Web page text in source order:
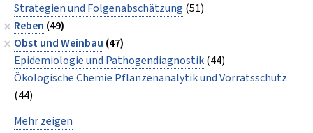
Strategien und Folgenabschätzung (51)
Reben (49)
Obst und Weinbau (47)
Epidemiologie und Pathogendiagnostik(44)
Ökologische Chemie Pflanzenanalytik und Vorratsschutz
(44)
Mehr zeigen